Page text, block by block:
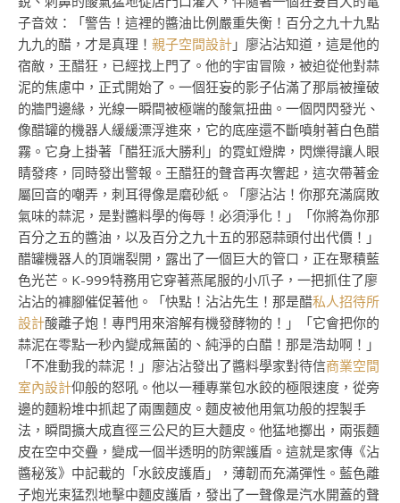
子音效：「警告！這裡的醬油比例嚴重失衡！百分之九十九點
九九的醋，才是真理！ 親子空間設計 」廖沾沾知道，這是他的
宿敵，王醋狂，已經找上門了。他的宇宙冒險，被迫從他對蒜
泥的焦慮中，正式開始了。一個狂妄的影子佔滿了那扇被撞破
的牆門邊緣，光線一瞬間被極端的酸氣扭曲。一個閃閃發光、
像醋罐的機器人緩緩漂浮進來，它的底座還不斷噴射著白色醋
霧。它身上掛著「醋狂派大勝利」的霓虹燈牌，閃爍得讓人眼
睛發疼，同時發出警報。王醋狂的聲音再次響起，這次帶著金
屬回音的嘲弄，刺耳得像是磨砂紙。「廖沾沾！你那充滿腐敗
氣味的蒜泥，是對醬料學的侮辱！必須淨化！」「你將為你那
百分之五的醬油，以及百分之九十五的邪惡蒜頭付出代價！」
醋罐機器人的頂端裂開，露出了一個巨大的管口，正在聚積藍
色光芒。K-999特務用它穿著燕尾服的小爪子，一把抓住了廖
沾沾的褲腳催促著他。「快點！沾沾先生！那是醋私人招待所
設計酸離子炮！專門用來溶解有機發酵物的！」「它會把你的
蒜泥在零點一秒內變成無菌的、純淨的白醋！那是浩劫啊！」
「不准動我的蒜泥！」廖沾沾發出了醬料學家對待信商業空間
室內設計仰般的怒吼。他以一種專業包水餃的極限速度，從旁
邊的麵粉堆中抓起了兩團麵皮。麵皮被他用氣功般的捏製手
法，瞬間擴大成直徑三公尺的巨大麵皮。他猛地擲出，兩張麵
皮在空中交疊，變成一個半透明的防禦護盾。這就是家傳《沾
醬秘笈》中記載的「水餃皮護盾」，薄韌而充滿彈性。藍色離
子炮光束猛烈地擊中麵皮護盾，發出了一聲像是汽水開蓋的聲